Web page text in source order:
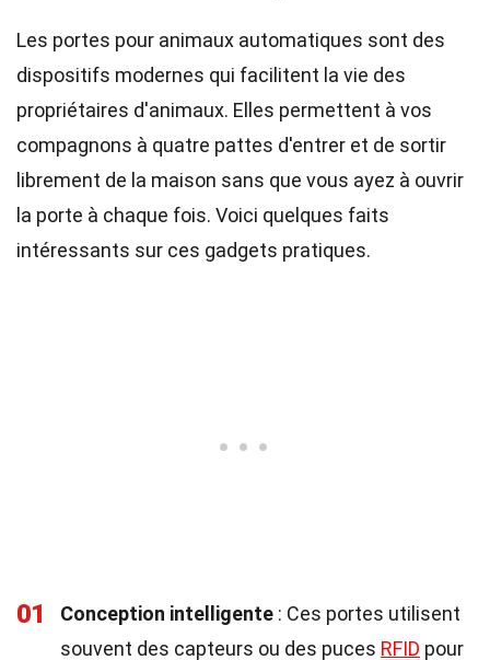
Les portes pour animaux automatiques sont des
dispositifs modernes qui facilitent la vie des
propriétaires d'animaux. Elles permettent à vos
compagnons à quatre pattes d'entrer et de sortir
librement de la maison sans que vous ayez à ouvrir
la porte à chaque fois. Voici quelques faits
intéressants sur ces gadgets pratiques.
01 Conception intelligente : Ces portes utilisent
souvent des capteurs ou des puces RFID pour